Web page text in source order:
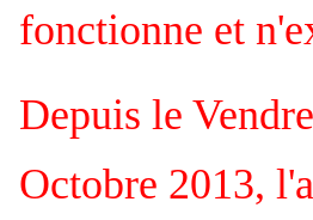
fonctionne et
Depuis le
Octobre 2013,